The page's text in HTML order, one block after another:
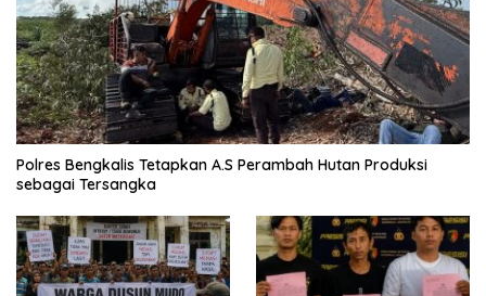
Polres Bengkalis Tetapkan A.S Perambah Hutan Produksi
sebagai Tersangka